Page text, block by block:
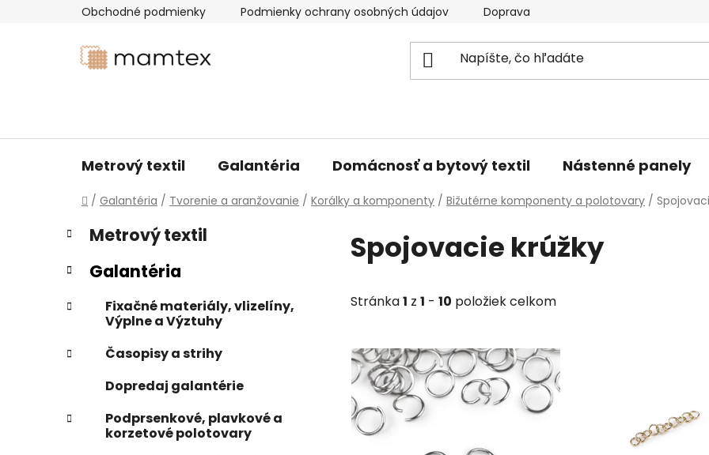
Obchodné podmienky Podmienky ochrany osobných údajov Doprava a platba
Metrový textil Galantéria Domácnosť a bytový textil Nástenné panely
Domov
/ Galantéria / Tvorenie a aranžovanie / Korálky a komponenty / Bižutérne komponenty a polotovary /
B
o
č
ý
a
l
Preskočiť
kategórie
K
a
t
e
ó
i
e
Metrový textil
Galantéria
Fixačné materiály, vlizelíny,
Výplne a Výztuhy
Časopisy a strihy
Dopredaj galantérie
Podprsenkové, plavkové a
korzetové polotovary
Spojovacie krúžky
Stránka1 z 1 - 10 položiek celkom
V
ý
p
i
s